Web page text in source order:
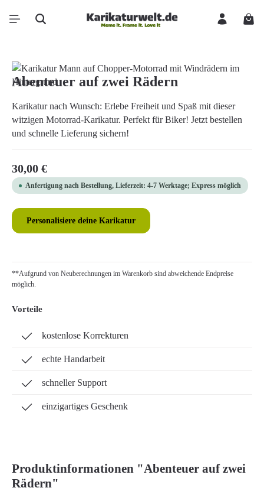
Zum Hauptinhalt springen
Bildergalerie überspringen
Abenteuer auf zwei Rädern
Karikatur nach Wunsch: Erlebe Freiheit und Spaß mit dieser
witzigen Motorrad-Karikatur. Perfekt für Biker! Jetzt bestellen
und schnelle Lieferung sichern!
Regulärer Preis:
30,00 €
Anfertigung nach Bestellung, Lieferzeit: 4-7 Werktage; Express möglich
Personalisiere deine Karikatur
**Aufgrund von Neuberechnungen im Warenkorb sind abweichende Endpreise
möglich.
Vorteile
kostenlose Korrekturen
echte Handarbeit
schneller Support
einzigartiges Geschenk
Produktinformationen "Abenteuer auf zwei
Rädern"